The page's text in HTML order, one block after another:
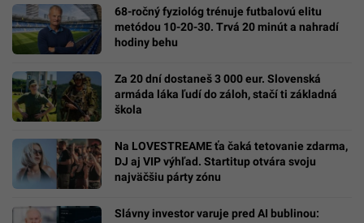
68-ročný fyziológ trénuje futbalovú elitu
metódou 10-20-30. Trvá 20 minút a nahradí
hodiny behu
Za 20 dní dostaneš 3 000 eur. Slovenská
armáda láka ľudí do záloh, stačí ti základná
škola
Na LOVESTREAME ťa čaká tetovanie zdarma,
DJ aj VIP výhľad. Startitup otvára svoju
najväčšiu párty zónu
Slávny investor varuje pred AI bublinou: